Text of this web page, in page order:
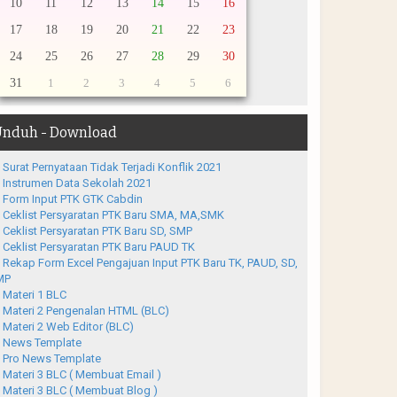
10
11 12 13 14 15
16
17
18 19 20 21 22
23
24
25 26 27 28 29
30
31
1 2 3 4 5 6
- Download
Surat Pernyataan Tidak Terjadi Konflik 2021
Instrumen Data Sekolah 2021
Form Input PTK GTK Cabdin
Ceklist Persyaratan PTK Baru SMA, MA,SMK
Ceklist Persyaratan PTK Baru SD, SMP
Ceklist Persyaratan PTK Baru PAUD TK
Rekap Form Excel Pengajuan Input PTK Baru TK, PAUD, SD,
Materi 1 BLC
Materi 2 Pengenalan HTML (BLC)
Materi 2 Web Editor (BLC)
News Template
Pro News Template
Materi 3 BLC ( Membuat Email )
Materi 3 BLC ( Membuat Blog )